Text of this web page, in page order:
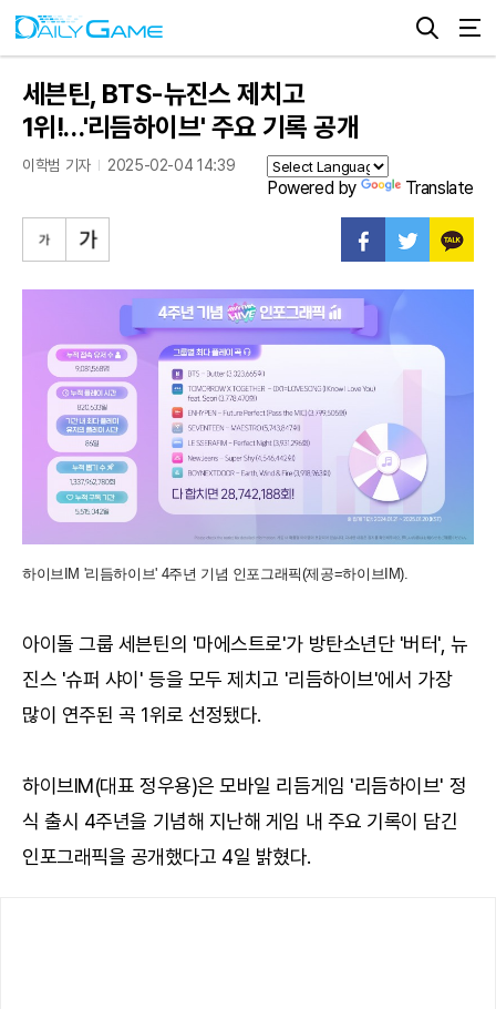
세븐틴, BTS-뉴진스 제치고
1위!…'리듬하이브' 주요 기록 공개
이학범 기자 2025-02-04 14:39
Powered by Translate
하이브IM '리듬하이브' 4주년 기념 인포그래픽(제공=하이브IM).
아이돌 그룹 세븐틴의 '마에스트로'가 방탄소년단 '버터', 뉴
진스 '슈퍼 샤이' 등을 모두 제치고 '리듬하이브'에서 가장
많이 연주된 곡 1위로 선정됐다.
하이브IM(대표 정우용)은 모바일 리듬게임 '리듬하이브' 정
식 출시 4주년을 기념해 지난해 게임 내 주요 기록이 담긴
인포그래픽을 공개했다고 4일 밝혔다.